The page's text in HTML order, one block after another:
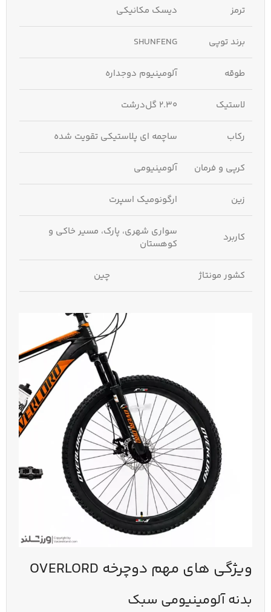
ترمز دیسک مکانیکی
برند توپی SHUNFENG
طوقه آلومینیوم دوجداره
لاستیک 2.30 گل‌درشت
رکاب ساچمه ای پلاستیکی تقویت‌ شده
کرپی و فرمان آلومینیومی
زین ارگونومیک اسپرت
کاربرد
سواری شهری، پارک، مسیر خاکی و
کوهستان
کشور مونتاژ چین
ویژگی‌ های مهم دوچرخه OVERLORD
بدنه آلومینیومی سبک